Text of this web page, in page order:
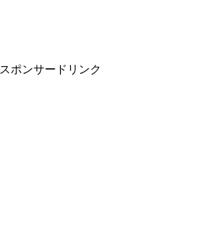
スポンサードリンク